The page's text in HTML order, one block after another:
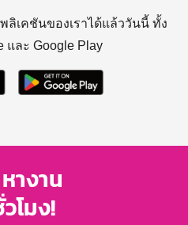
ลิเคชันของเราได้แล้ววันนี้ ทั้ง
และ Google Play
างาน
โมง!